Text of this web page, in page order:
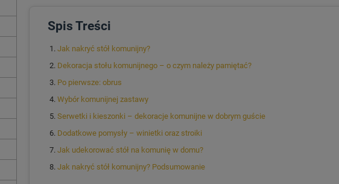
Spis Treści
Jak nakryć stół komunijny?
Dekoracja stołu komunijnego – o czym należy pamiętać?
Po pierwsze: obrus
Wybór komunijnej zastawy
Serwetki i kieszonki – dekoracje komunijne w dobrym guście
Dodatkowe pomysły – winietki oraz stroiki
Jak udekorować stół na komunię w domu?
Jak nakryć stół komunijny? Podsumowanie